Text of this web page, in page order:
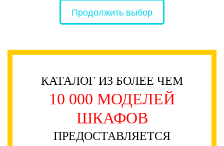
Продолжить выбор
КАТАЛОГ ИЗ БОЛЕЕ ЧЕМ
10 000 МОДЕЛЕЙ
ШКАФОВ
ПРЕДОСТАВЛЯЕТСЯ